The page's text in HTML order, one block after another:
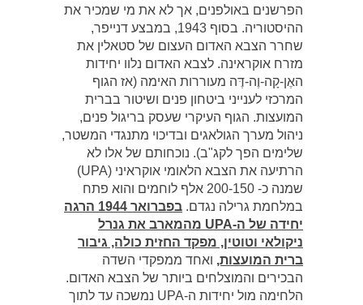
הפרשנים באולפנים, אך לא את מי שמכיר את
ההיסטוריה. בסוף 1943, במבצע דנייפר,
שחרר הצבא האדום העצום של סטאלין את
מזרח אוקראינה. לצבא האדום נלוו יחידות
האֶן-קָה-וֶה-דֶּה מעוררות האימה (אז הגוף
המרכזי לענייני ביטחון פנים ושיטור בברית
המועצות. הגוף העיקרי שעסק בריגול פנים,
ניהול מערך הגולאגים ובדיכוי מתנגדי המשטר,
שלימים הפך לקג"ב). נוכחותם של אלו לא
הרתיעה את הצבא הלאומי אוקראיני (UPA)
שמנה כ- 200-150 אלף לוחמים והוא פתח
במלחמת גרילה נגדם.
בפברואר 1944 הרגה
יחידה של ה-UPA מהמארב את גנרל
ניקולאי וטוטין, מפקד החזית כולה, גיבור
ברית המועצות, ואחד ממפקדי השדה
הבכירים והמוצלחים ביותר של הצבא האדום.
הלחימה מול יחידות ה-UPA נמשכה עד לתוך